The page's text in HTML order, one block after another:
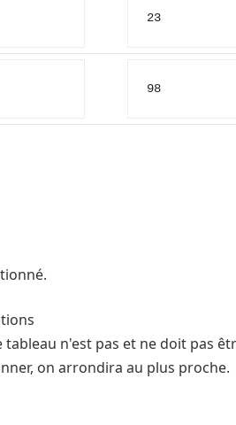
23
98
n'est pas et ne doit pas
on arrondira au plus proche.